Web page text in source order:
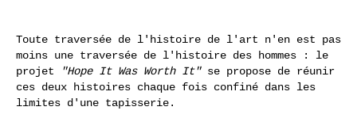
Toute traversée de l'histoire de l'art n'en est pas
moins une traversée de l'histoire des hommes : le
projet
"Hope It Was Worth It" se propose de réunir
ces deux histoires chaque fois confiné dans les
limites d'une tapisserie.